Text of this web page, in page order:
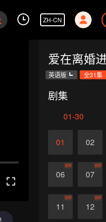
ZH-CN
爱在离婚
英语版 全31集
剧集
01-30
01 02
06
VIP
07
VIP
11
VIP
12
VIP